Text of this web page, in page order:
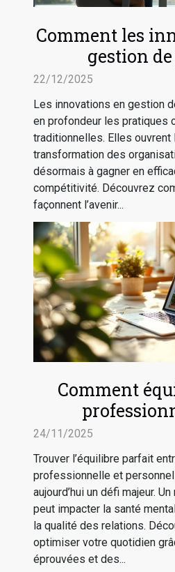
Comment les
gestion
pratiques
22/12/2025
Les innovations en gestion
en profondeur les pratiques
traditionnelles. Elles ouvrent
transformation des
désormais à gagner en
compétitivité. Découvrez
façonnent l’avenir...
Comment
personnelle
24/11/2025
Trouver l’équilibre parfait
professionnelle et
aujourd’hui un défi majeur.
peut impacter la santé
la qualité des relations.
optimiser votre quotidien
éprouvées et des...